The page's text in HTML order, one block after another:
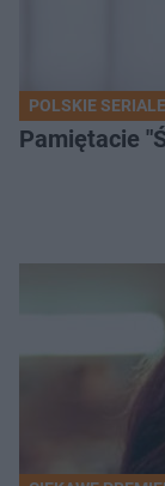
POLSKIE SERIALE
Pamiętacie